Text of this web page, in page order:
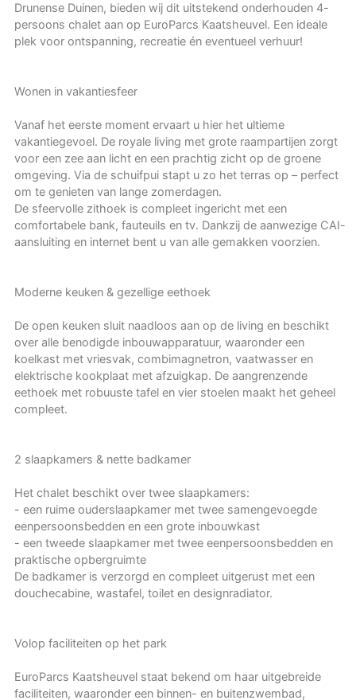
Drunense Duinen, bieden wij dit uitstekend onderhouden 4-
persoons chalet aan op EuroParcs Kaatsheuvel. Een ideale
plek voor ontspanning, recreatie én eventueel verhuur!
Wonen in vakantiesfeer
Vanaf het eerste moment ervaart u hier het ultieme
vakantiegevoel. De royale living met grote raampartijen zorgt
voor een zee aan licht en een prachtig zicht op de groene
omgeving. Via de schuifpui stapt u zo het terras op – perfect
om te genieten van lange zomerdagen.
De sfeervolle zithoek is compleet ingericht met een
comfortabele bank, fauteuils en tv. Dankzij de aanwezige CAI-
aansluiting en internet bent u van alle gemakken voorzien.
Moderne keuken & gezellige eethoek
De open keuken sluit naadloos aan op de living en beschikt
over alle benodigde inbouwapparatuur, waaronder een
koelkast met vriesvak, combimagnetron, vaatwasser en
elektrische kookplaat met afzuigkap. De aangrenzende
eethoek met robuuste tafel en vier stoelen maakt het geheel
compleet.
2 slaapkamers & nette badkamer
Het chalet beschikt over twee slaapkamers:
- een ruime ouderslaapkamer met twee samengevoegde
eenpersoonsbedden en een grote inbouwkast
- een tweede slaapkamer met twee eenpersoonsbedden en
praktische opbergruimte
De badkamer is verzorgd en compleet uitgerust met een
douchecabine, wastafel, toilet en designradiator.
Volop faciliteiten op het park
EuroParcs Kaatsheuvel staat bekend om haar uitgebreide
faciliteiten, waaronder een binnen- en buitenzwembad,